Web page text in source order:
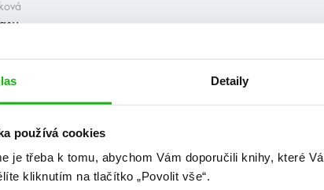
Detaily
používá cookies
je třeba k tomu, abychom Vám doporučili knihy, které
kliknutím na tlačítko „Povolit vše“.
blog